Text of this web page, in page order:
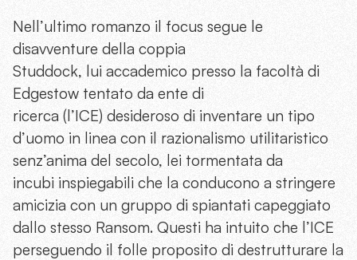
Nell’ultimo romanzo il focus segue le
disavventure della coppia
Studdock, lui accademico presso la facoltà di
Edgestow tentato da ente di
ricerca (l’ICE) desideroso di inventare un tipo
d’uomo in linea con il razionalismo utilitaristico
senz’anima del secolo, lei tormentata da
incubi inspiegabili che la conducono a stringere
amicizia con un gruppo di spiantati capeggiato
dallo stesso Ransom. Questi ha intuito che l’ICE
perseguendo il folle proposito di destrutturare la